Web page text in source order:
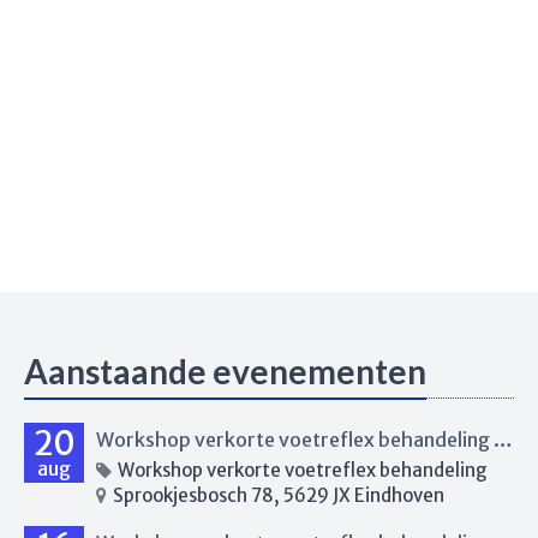
Aanstaande evenementen
20
aug
Workshop verkorte voetreflex behandeling Eindhoven
Workshop verkorte voetreflex behandeling
Sprookjesbosch 78, 5629 JX Eindhoven